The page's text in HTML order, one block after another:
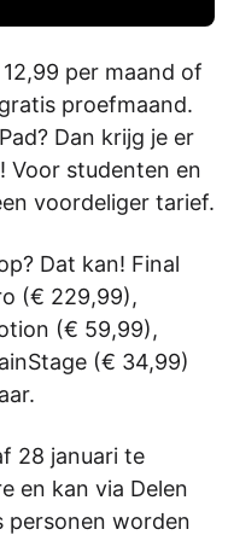
per maand of
proefmaand.
Dan krijg je er
Voor studenten en
voordeliger tarief.
Dat kan! Final
(€ 229,99),
(€ 59,99),
(€ 34,99)
28 januari te
en kan via Delen
personen worden